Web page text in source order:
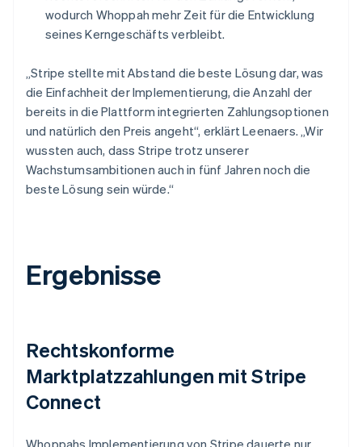
wodurch Whoppah mehr Zeit für die Entwicklung
seines Kerngeschäfts verbleibt.
„Stripe stellte mit Abstand die beste Lösung dar, was
die Einfachheit der Implementierung, die Anzahl der
bereits in die Plattform integrierten Zahlungsoptionen
und natürlich den Preis angeht“, erklärt Leenaers. „Wir
wussten auch, dass Stripe trotz unserer
Wachstumsambitionen auch in fünf Jahren noch die
beste Lösung sein würde.“
Ergebnisse
Rechtskonforme
Marktplatzzahlungen mit Stripe
Connect
Whoppahs Implementierung von Stripe dauerte nur